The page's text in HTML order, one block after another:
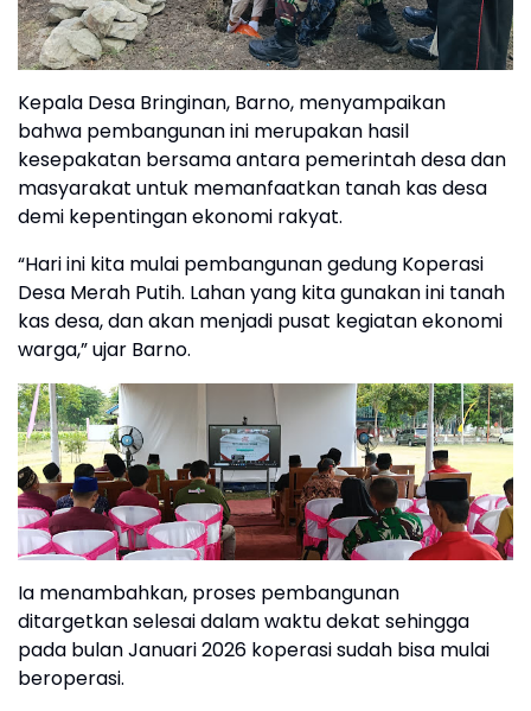
Kepala Desa Bringinan, Barno, menyampaikan
bahwa pembangunan ini merupakan hasil
kesepakatan bersama antara pemerintah desa dan
masyarakat untuk memanfaatkan tanah kas desa
demi kepentingan ekonomi rakyat.
“Hari ini kita mulai pembangunan gedung Koperasi
Desa Merah Putih. Lahan yang kita gunakan ini tanah
kas desa, dan akan menjadi pusat kegiatan ekonomi
warga,” ujar Barno.
Ia menambahkan, proses pembangunan
ditargetkan selesai dalam waktu dekat sehingga
pada bulan Januari 2026 koperasi sudah bisa mulai
beroperasi.